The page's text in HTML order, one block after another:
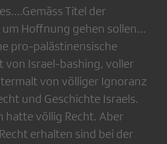
Titel der
Hoffnung gehen sollen...
pro-palästinensische
von Israel-bashing, voller
von völliger Ignoranz
und Geschichte Israels.
hatte völlig Recht. Aber
erhalten sind bei der